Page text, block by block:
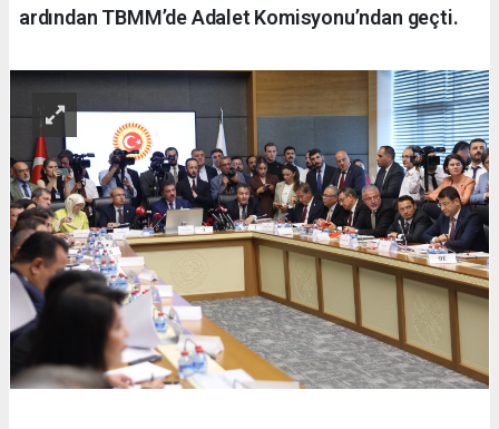
ardından TBMM’de Adalet Komisyonu’ndan geçti.